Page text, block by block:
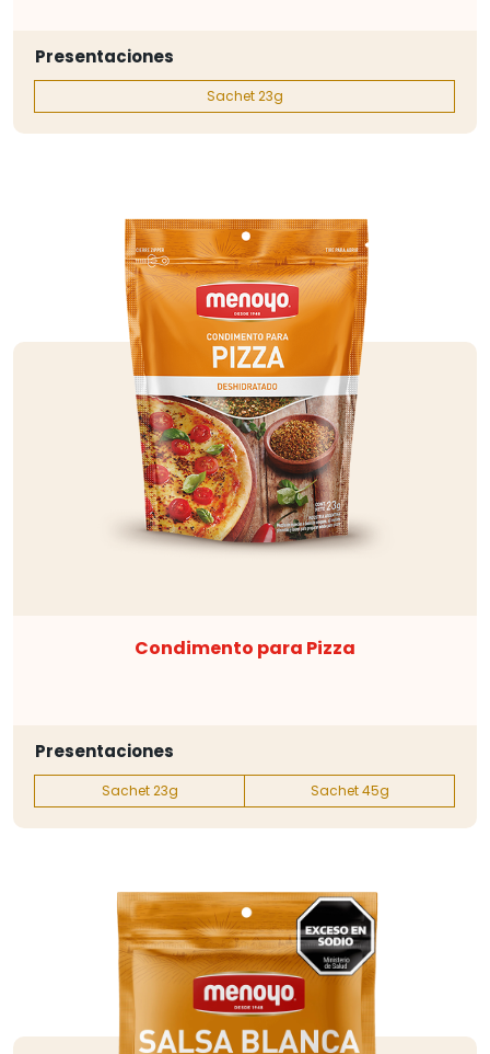
Presentaciones
Sachet 23g
Condimento para Pizza
Presentaciones
Sachet 23g Sachet 45g